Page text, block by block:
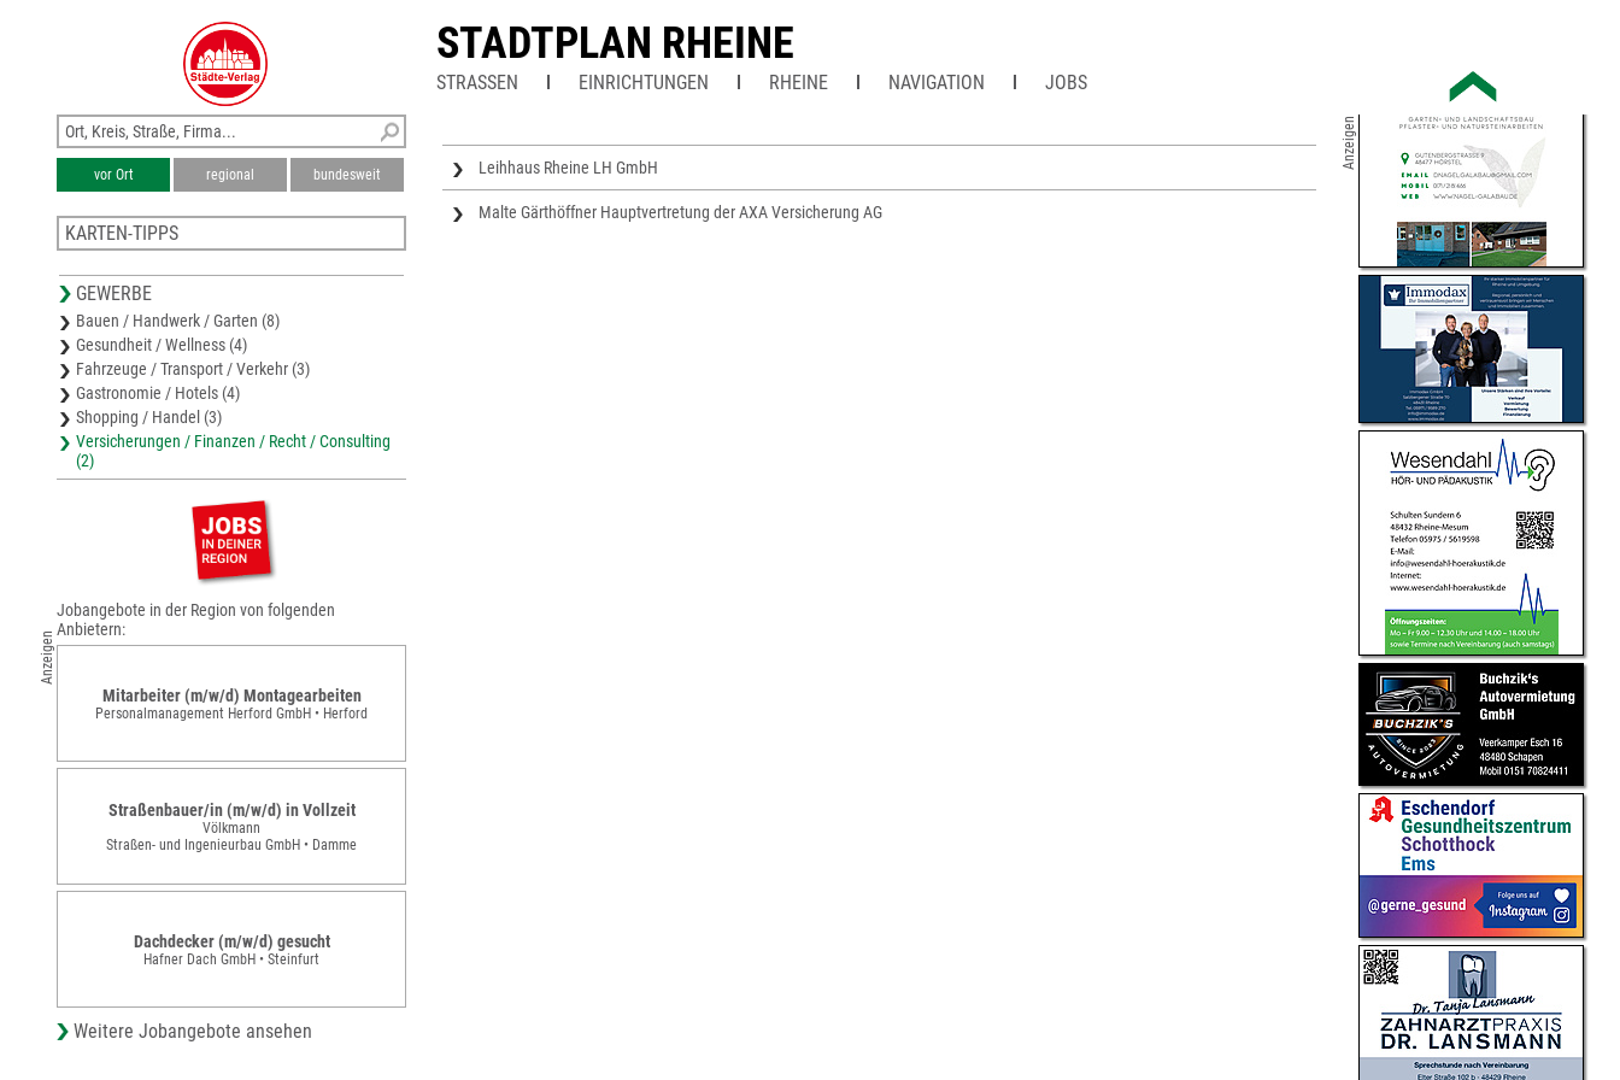
STADTPLAN RHEINE
STRASSEN EINRICHTUNGEN RHEINE NAVIGATION JOBS
Leihhaus Rheine LH GmbH
Malte Gärthöffner Hauptvertretung der AXA Versicherung AG
vor Ort regional bundesweit
KARTEN-TIPPS
Stadtplan Emsdetten
Stadtplan Steinfurt
Karte Steinfurt
Stadtplan Emsbüren
GEWERBE
Bauen / Handwerk / Garten (8)
Gesundheit / Wellness (4)
Fahrzeuge / Transport / Verkehr (3)
Gastronomie / Hotels (4)
Shopping / Handel (3)
Versicherungen / Finanzen / Recht / Consulting
(2)
Anzeigen
Jobangebote in der Region von folgenden
Anbietern:
Mitarbeiter (m/w/d) Montagearbeiten
Personalmanagement Herford GmbH • Herford
Straßenbauer/in (m/w/d) in Vollzeit
Völkmann
Straßen- und Ingenieurbau GmbH • Damme
Dachdecker (m/w/d) gesucht
Hafner Dach GmbH • Steinfurt
Weitere Jobangebote ansehen
Anzeigen